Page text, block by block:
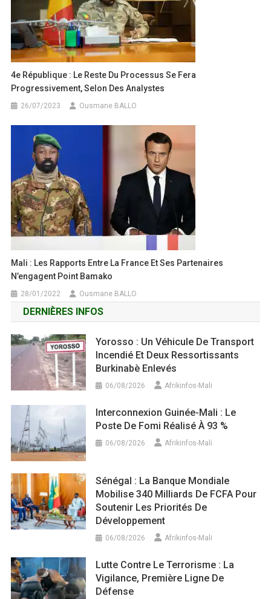
4e République : Le Reste Du Processus Se Fera
Progressivement, Selon Des Analystes
26/07/2023 Ousmane BALLO
Mali : Les Rapports Entre La France Et Ses Partenaires
N’engagent Point Bamako
28/01/2022 Ousmane BALLO
DERNIÈRES INFOS
Yorosso : Un Véhicule De Transport
Incendié Et Deux Ressortissants
Burkinabè Enlevés
06/08/2026 Afrikinfos-Mali
Interconnexion Guinée-Mali : Le
Poste De Fomi Réalisé À 93 %
06/08/2026 Afrikinfos-Mali
Sénégal : La Banque Mondiale
Mobilise 340 Milliards De FCFA Pour
Soutenir Les Priorités De
Développement
06/08/2026 Afrikinfos-Mali
Lutte Contre Le Terrorisme : La
Vigilance, Première Ligne De
Défense